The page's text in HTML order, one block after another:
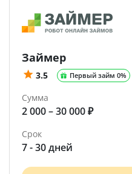
Займер
3.5 Первый займ 0%
Сумма
2 000 – 30 000 ₽
Срок
7 - 30 дней